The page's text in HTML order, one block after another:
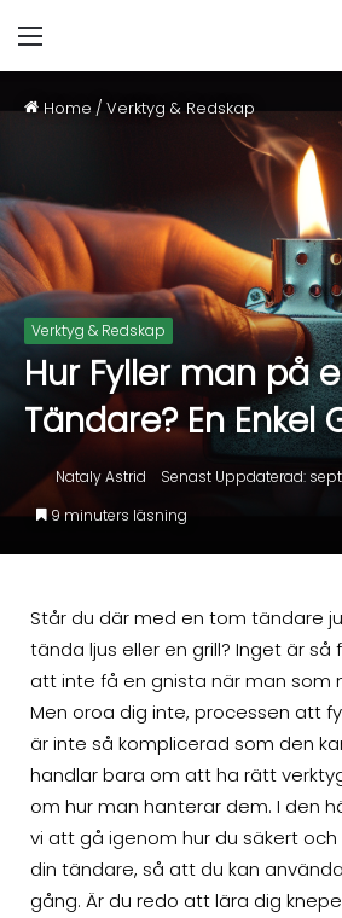
Home / Verktyg & Redskap
Verktyg & Redskap
Hur Fyller man på
Tändare? En Enkel
Nataly Astrid
Senast Uppdaterad:
9 minuters läsning
Står du där med en tom tändare
tända ljus eller en grill? Inget är så
att inte få en gnista när man som
Men oroa dig inte, processen att
är inte så komplicerad som den
handlar bara om att ha rätt
om hur man hanterar dem. I den
vi att gå igenom hur du säkert
din tändare, så att du kan
gång. Är du redo att lära dig